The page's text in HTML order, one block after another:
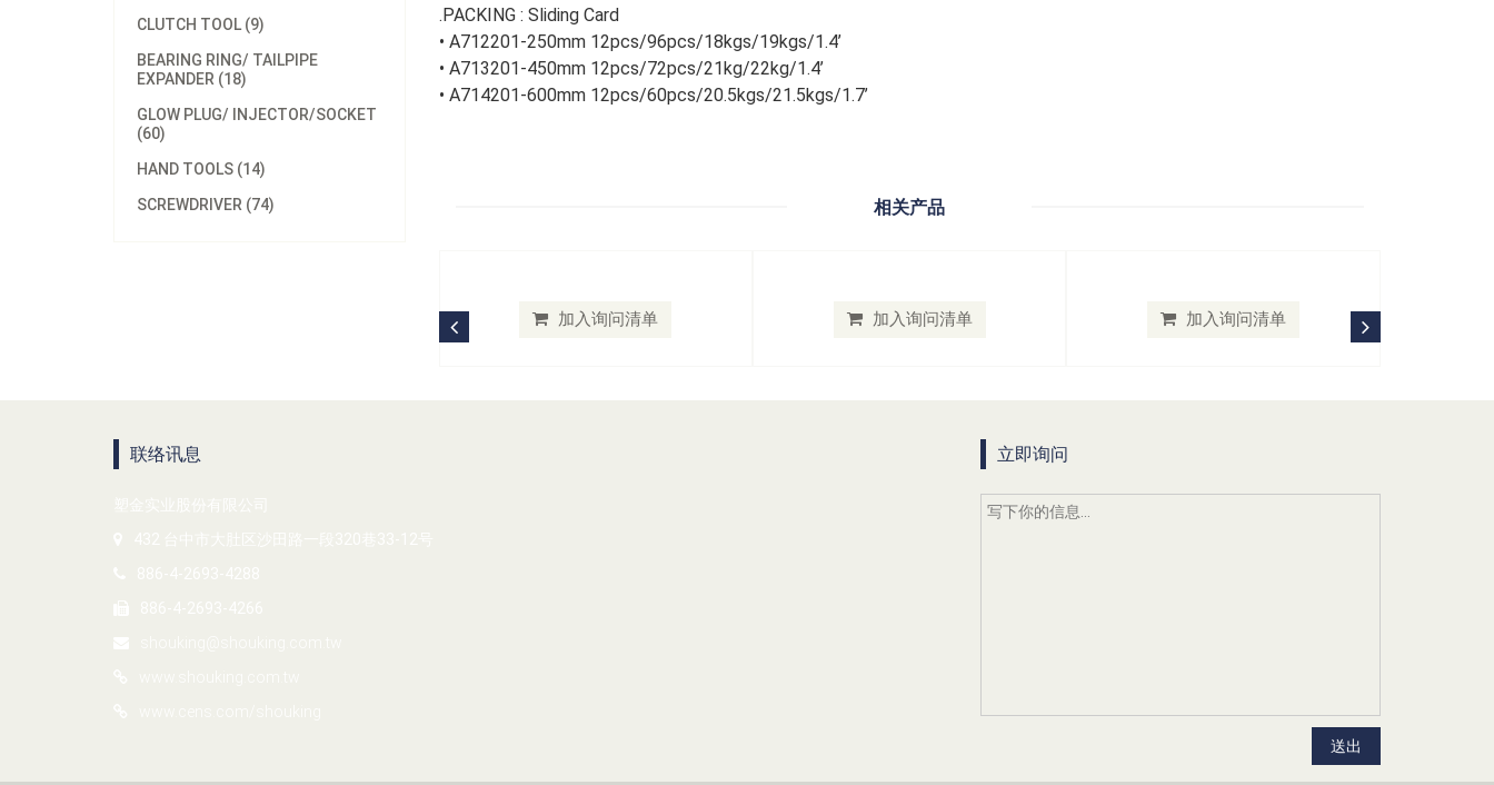
CLUTCH TOOL (9)
BEARING RING/ TAILPIPE
EXPANDER (18)
GLOW PLUG/ INJECTOR/SOCKET
(60)
HAND TOOLS (14)
SCREWDRIVER (74)
.PACKING : Sliding Card
• A712201-250mm 12pcs/96pcs/18kgs/19kgs/1.4’
• A713201-450mm 12pcs/72pcs/21kg/22kg/1.4’
• A714201-600mm 12pcs/60pcs/20.5kgs/21.5kgs/1.7’
相关产品
加入询问清单 加入询问清单 加入询问清单
联络讯息 立即询问
送出